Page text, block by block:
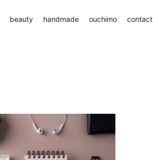
beauty handmade ouchimo contact